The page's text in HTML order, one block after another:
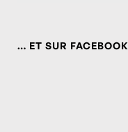
… ET SUR FACEBOOK